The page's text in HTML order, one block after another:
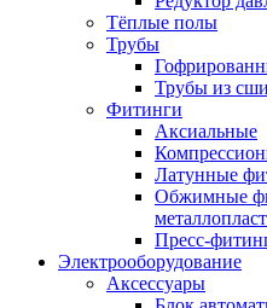
Тёплые полы
Трубы
Трубы из
Фитинги
Аксиальные
Латунные
Обжимные
Пресс-
Электрооборудование
Аксессуары